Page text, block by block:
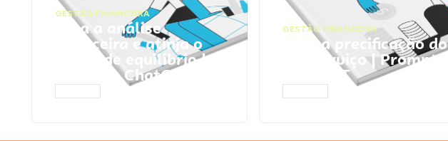
GESTÃO FINANCEIRA
Faça a análise
financeira e atinja o
ponto de equilíbrio |
Prompts ChatGPT
GESTÃO FINANCEIRA
Faça a precificação do
seu serviço | Prompts
ChatGPT